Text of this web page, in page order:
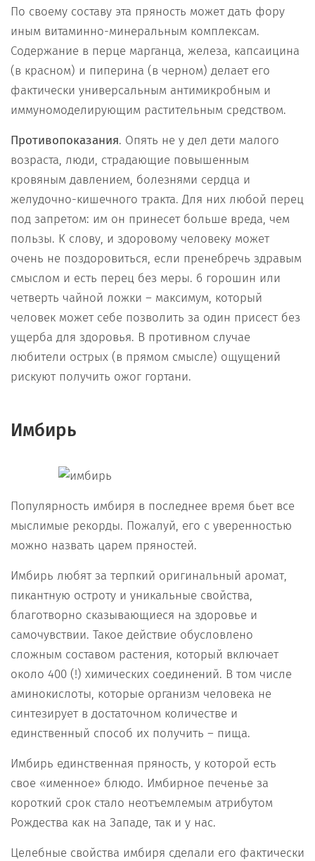
По своему составу эта пряность может дать фору
иным витаминно-минеральным комплексам.
Содержание в перце марганца, железа, капсаицина
(в красном) и пиперина (в черном) делает его
фактически универсальным антимикробным и
иммуномоделирующим растительным средством.
Противопоказания. Опять не у дел дети малого
возраста, люди, страдающие повышенным
кровяным давлением, болезнями сердца и
желудочно-кишечного тракта. Для них любой перец
под запретом: им он принесет больше вреда, чем
пользы. К слову, и здоровому человеку может
очень не поздоровиться, если пренебречь здравым
смыслом и есть перец без меры. 6 горошин или
четверть чайной ложки – максимум, который
человек может себе позволить за один присест без
ущерба для здоровья. В противном случае
любители острых (в прямом смысле) ощущений
рискуют получить ожог гортани.
Имбирь
Популярность имбиря в последнее время бьет все
мыслимые рекорды. Пожалуй, его с уверенностью
можно назвать царем пряностей.
Имбирь любят за терпкий оригинальный аромат,
пикантную остроту и уникальные свойства,
благотворно сказывающиеся на здоровье и
самочувствии. Такое действие обусловлено
сложным составом растения, который включает
около 400 (!) химических соединений. В том числе
аминокислоты, которые организм человека не
синтезирует в достаточном количестве и
единственный способ их получить – пища.
Имбирь единственная пряность, у которой есть
свое «именное» блюдо. Имбирное печенье за
короткий срок стало неотъемлемым атрибутом
Рождества как на Западе, так и у нас.
Целебные свойства имбиря сделали его фактически